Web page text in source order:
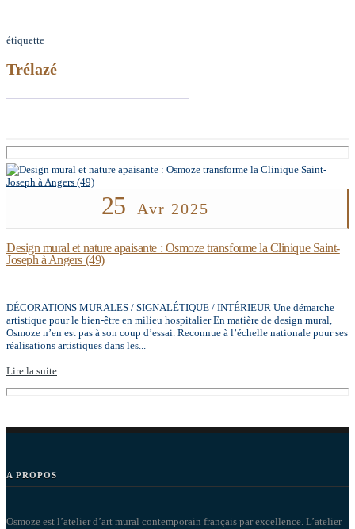
étiquette
Trélazé
25 Avr 2025
Design mural et nature apaisante : Osmoze transforme la Clinique Saint-
Joseph à Angers (49)
DÉCORATIONS MURALES / SIGNALÉTIQUE / INTÉRIEUR Une démarche
artistique pour le bien-être en milieu hospitalier En matière de design mural,
Osmoze n’en est pas à son coup d’essai. Reconnue à l’échelle nationale pour ses
réalisations artistiques dans les...
Lire la suite
A PROPOS
Osmoze est l’atelier d’art mural contemporain français par excellence. L’atelier